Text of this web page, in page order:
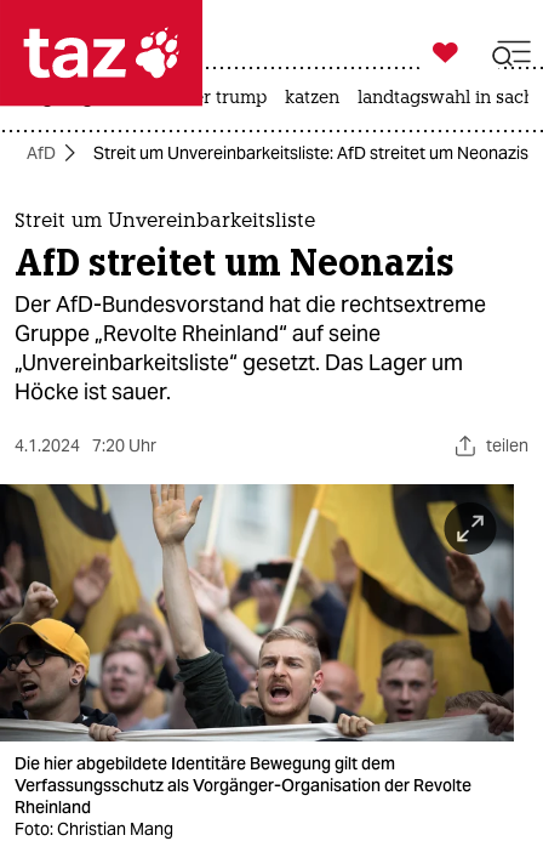
 taz zahl ich
taz zahl ich
themen
politik
öko
gesellschaft
kultur
sport
berlin
nord
wahrheit
verlag
verlag
veranstaltungen

taz zahl ich
usa unter trump katzen landtagswahl in
AfD Streit um Unvereinbarkeitsliste: AfD streitet um Neonazis
Streit um Unvereinbarkeitsliste
AfD streitet um Neonazis
Der AfD-Bundesvorstand hat die rechtsextreme
Gruppe „Revolte Rheinland“ auf seine
„Unvereinbarkeitsliste“ gesetzt. Das Lager um
Höcke ist sauer.
4.1.2024 7:20 Uhr teilen
Die hier abgebildete Identitäre Bewegung gilt dem
Verfassungsschutz als Vorgänger-Organisation der Revolte
Rheinland
Foto: Christian Mang